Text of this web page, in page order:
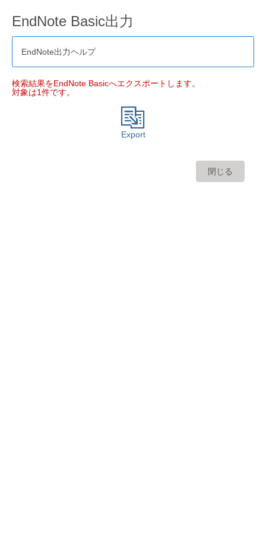
EndNote Basic出力
EndNote出力ヘルプ
検索結果をEndNote Basicへエクスポートします。
対象は1件です。
Export